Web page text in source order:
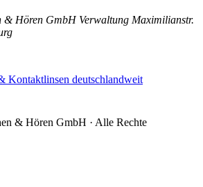
& Hören GmbH Verwaltung Maximilianstr.
Kontaktlinsen deutschlandweit
& Hören GmbH · Alle Rechte